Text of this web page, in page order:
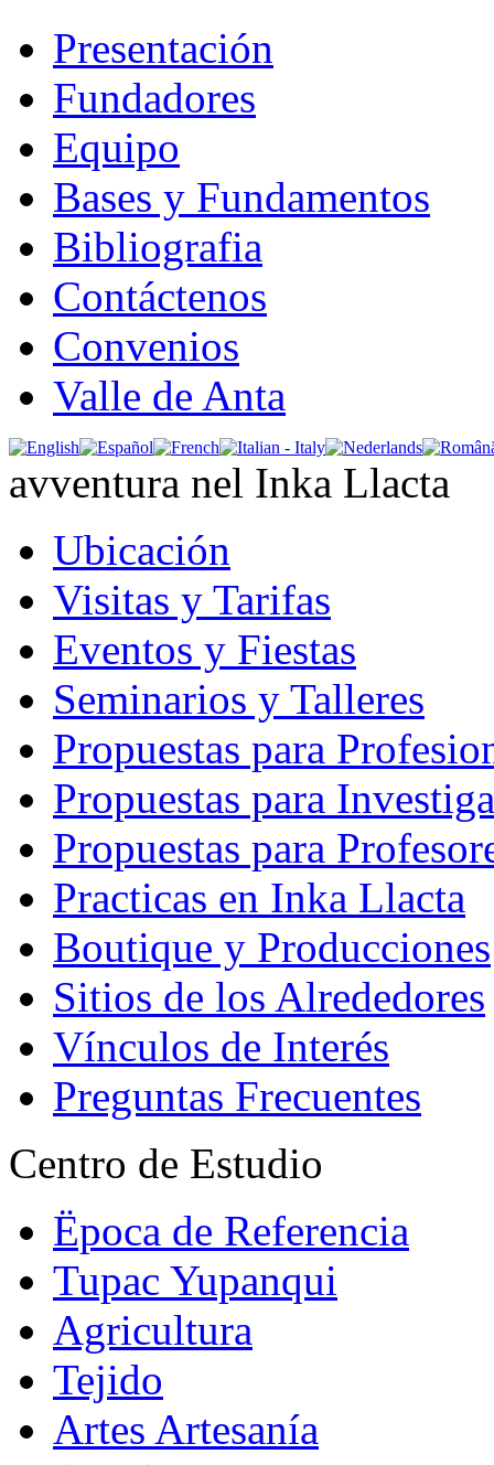
Presentación
Fundadores
Equipo
Bases y Fundamentos
Bibliografia
Contáctenos
Convenios
Valle de Anta
avventura nel Inka Llacta
Ubicación
Visitas y Tarifas
Eventos y Fiestas
Seminarios y Talleres
Propuestas para
Propuestas para
Propuestas para
Practicas en Inka Llacta
Boutique y Producciones
Sitios de los Alrededores
Vínculos de Interés
Preguntas Frecuentes
Centro de Estudio
Ëpoca de Referencia
Tupac Yupanqui
Agricultura
Tejido
Artes Artesanía